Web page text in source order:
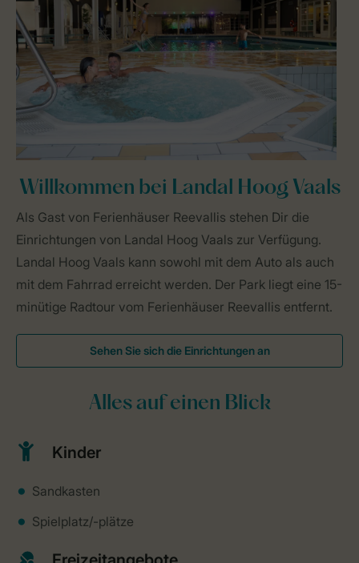
Willkommen bei Landal Hoog Vaals
Als Gast von Ferienhäuser Reevallis stehen Dir die
Einrichtungen von Landal Hoog Vaals zur Verfügung.
Landal Hoog Vaals kann sowohl mit dem Auto als auch
mit dem Fahrrad erreicht werden. Der Park liegt eine 15-
minütige Radtour vom Ferienhäuser Reevallis entfernt.
Sehen Sie sich die Einrichtungen an
Alles auf einen Blick
Kinder
Sandkasten
Spielplatz/-plätze